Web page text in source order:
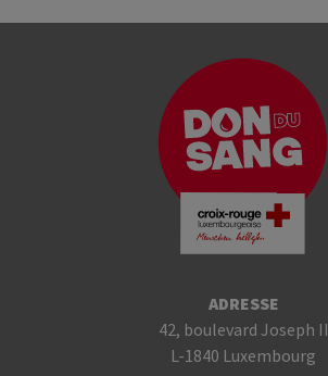
ADRESSE
42, boulevard Joseph II
L-1840 Luxembourg